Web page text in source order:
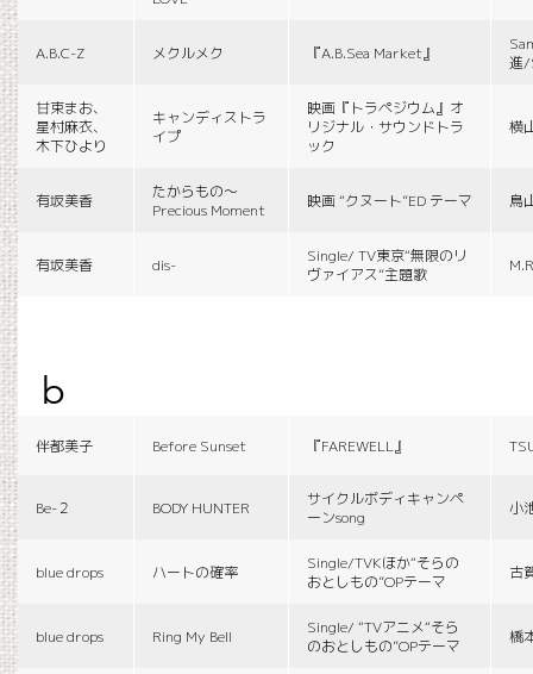
A.B.C-Z メクルメク 『A.B.Sea Market』
進/
甘束まお、
星村麻衣、
木下ひより
キャンディストラ
イプ
映画『トラペジウム』オ
リジナル・サウンドトラ
ック
横
有坂美香
たからもの〜
Precious Moment
映画 “クヌート”ED テーマ 鳥
有坂美香 dis-
Single/ TV東京“無限のリ
ヴァイアス”主題歌
b
伴都美子 Before Sunset 『FAREWELL』
Be-２ BODY HUNTER
サイクルボディキャンペ
ーンsong
小
blue drops ハートの確率
Single/TVKほか“そらの
おとしもの”OPテーマ
古
blue drops Ring My Bell
Single/ “TVアニメ“そら
のおとしもの”OPテーマ
橋